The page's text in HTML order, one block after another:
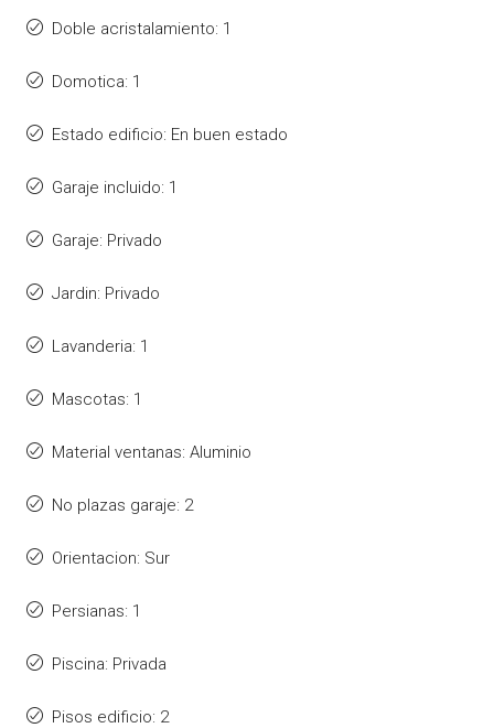
Doble acristalamiento: 1
Domotica: 1
Estado edificio: En buen estado
Garaje incluido: 1
Garaje: Privado
Jardin: Privado
Lavanderia: 1
Mascotas: 1
Material ventanas: Aluminio
No plazas garaje: 2
Orientacion: Sur
Persianas: 1
Piscina: Privada
Pisos edificio: 2